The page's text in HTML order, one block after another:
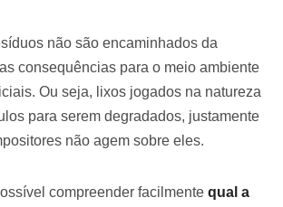
não são encaminhados da
consequências para o meio ambiente
Ou seja, lixos jogados na natureza
para serem degradados, justamente
não agem sobre eles.
compreender facilmente qual a